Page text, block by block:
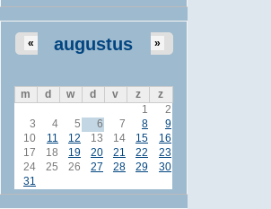
augustus
« »
m d w d v z
z
1
2
3
4 5 6 7 8
9
10
11 12 13 14 15
16
17
18 19 20 21 22
23
24
25 26 27 28 29
30
31